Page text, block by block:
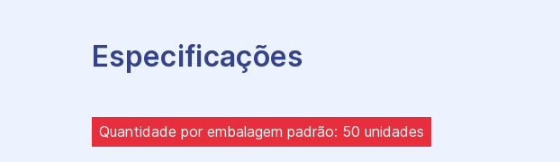
Especificações
Quantidade por embalagem padrão: 50 unidades